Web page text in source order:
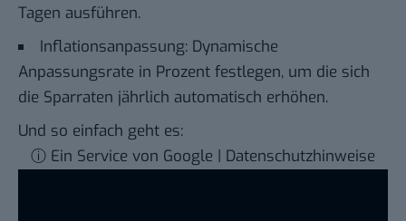
Tagen ausführen.
Inflationsanpassung: Dynamische
Anpassungsrate in Prozent festlegen, um die sich
die Sparraten jährlich automatisch erhöhen.
Und so einfach geht es:
ⓘ Ein Service von Google | Datenschutzhinweise